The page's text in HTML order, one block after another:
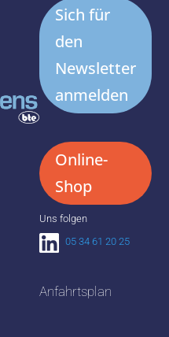
Sich für
den
Newsletter
anmelden
Online-
Shop
Uns folgen
05 34 61 20 25
Anfahrtsplan